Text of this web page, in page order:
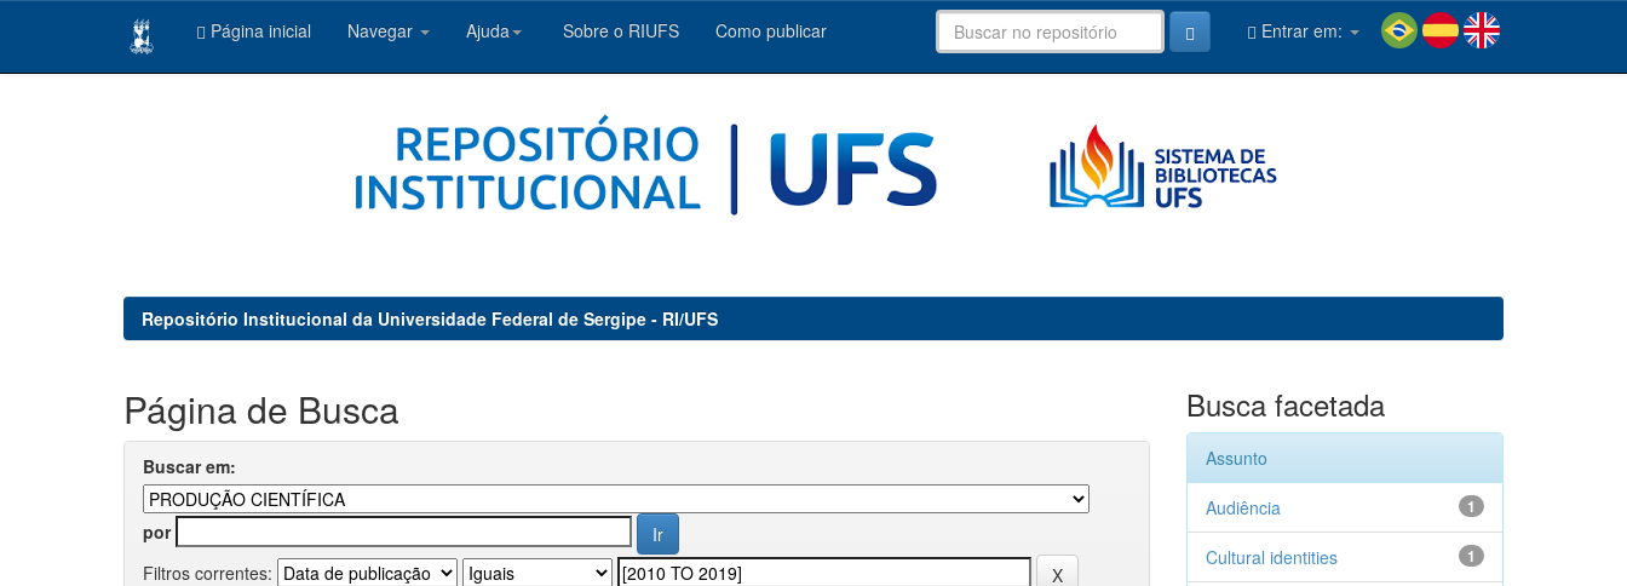
Página inicial Navegar Ajuda Sobre o RIUFS Como publicar Entrar em:
Repositório Institucional da Universidade Federal de Sergipe - RI/UFS
Página de Busca
Buscar em:
por
Filtros correntes:
Busca facetada
Assunto
1
Audiência
1
Cultural identities